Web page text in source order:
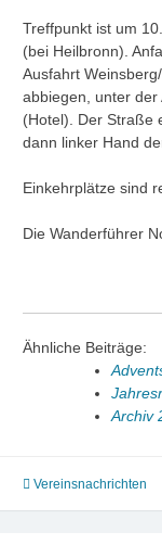
Treffpunkt ist um
(bei Heilbronn).
Ausfahrt
abbiegen, unter
(Hotel). Der Straße
dann linker Hand
Einkehrplätze sind
Die Wanderführer
Ähnliche Beiträge:
Archiv
Vereinsnachrichten